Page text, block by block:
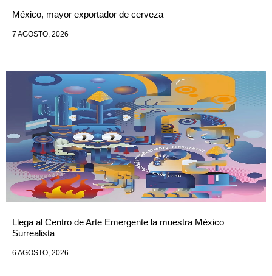
México, mayor exportador de cerveza
7 AGOSTO, 2026
Llega al Centro de Arte Emergente la muestra México
Surrealista
6 AGOSTO, 2026